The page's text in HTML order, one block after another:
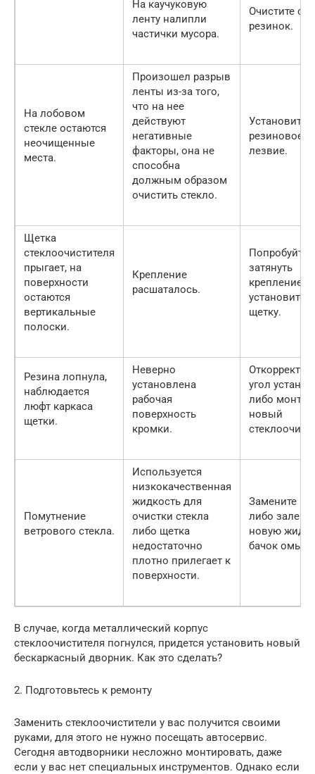
На каучуковую
ленту налипли
частички мусора.
Очистите
резинок.
На лобовом
стекле остаются
неочищенные
места.
Произошел разрыв
ленты из-за того,
что на нее
действуют
негативные
факторы, она не
способна
должным образом
очистить стекло.
Установите
резиновое
лезвие.
Щетка
стеклоочистителя
прыгает, на
поверхности
остаются
вертикальные
полоски.
Крепление
расшаталось.
Попробуйте
затянуть
крепление
установите
щетку.
Резина лопнула,
наблюдается
люфт каркаса
щетки.
Неверно
установлена
рабочая
поверхность
кромки.
угол
либо
новый
Помутнение
ветрового стекла.
Используется
низкокачественная
жидкость для
очистки стекла
либо щетка
недостаточно
плотно прилегает к
поверхности.
Замените
либо залейте
новую
бачок
В случае, когда металлический корпус
стеклоочистителя погнулся, придется установить новый
бескаркасный дворник. Как это сделать?
2. Подготовьтесь к ремонту
Заменить стеклоочистители у вас получится своими
руками, для этого не нужно посещать автосервис.
Сегодня автодворники несложно монтировать, даже
если у вас нет специальных инструментов. Однако если